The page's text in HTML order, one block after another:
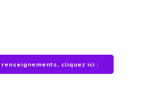
cliquez ici :